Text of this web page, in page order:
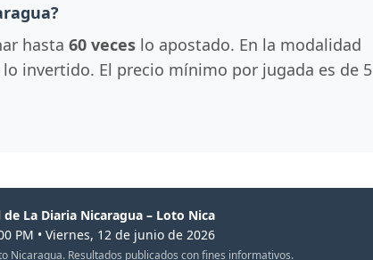
hasta 60 veces lo apostado. En la modalidad
invertido. El precio mínimo por jugada es de 5
La Diaria Nicaragua – Loto Nica
PM • Viernes, 12 de junio de 2026
Nicaragua. Resultados publicados con fines informativos.